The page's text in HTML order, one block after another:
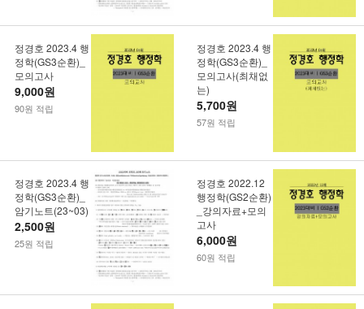
정경호 2023.4 행
정학(GS3순환)_
모의고사
9,000원
90원 적립
정경호 2023.4 행
정학(GS3순환)_
모의고사(최채없
는)
5,700원
57원 적립
정경호 2023.4 행
정학(GS3순환)_
암기노트(23~03)
2,500원
25원 적립
정경호 2022.12
행정학(GS2순환)
_강의자료+모의
고사
6,000원
60원 적립